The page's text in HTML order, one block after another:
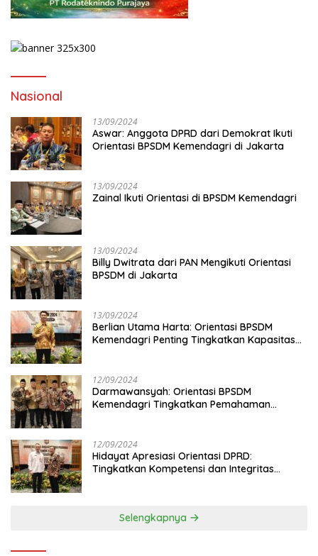
Nasional
13/09/2024
Aswar: Anggota DPRD dari Demokrat Ikuti
Orientasi BPSDM Kemendagri di Jakarta
13/09/2024
Zainal Ikuti Orientasi di BPSDM Kemendagri
13/09/2024
Billy Dwitrata dari PAN Mengikuti Orientasi
BPSDM di Jakarta
13/09/2024
Berlian Utama Harta: Orientasi BPSDM
Kemendagri Penting Tingkatkan Kapasitas
12/09/2024
Darmawansyah: Orientasi BPSDM
Kemendagri Tingkatkan Pemahaman
12/09/2024
Hidayat Apresiasi Orientasi DPRD:
Tingkatkan Kompetensi dan Integritas
Selengkapnya